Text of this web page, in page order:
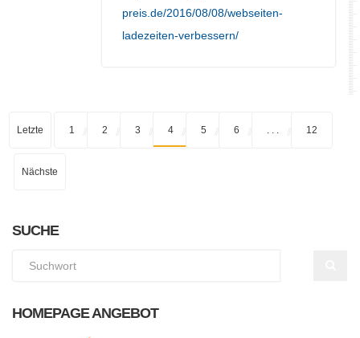
preis.de/2016/08/08/webseiten-
ladezeiten-verbessern/
Letzte 1 2 3 4 5 6 12
Nächste
SUCHE
HOMEPAGE ANGEBOT